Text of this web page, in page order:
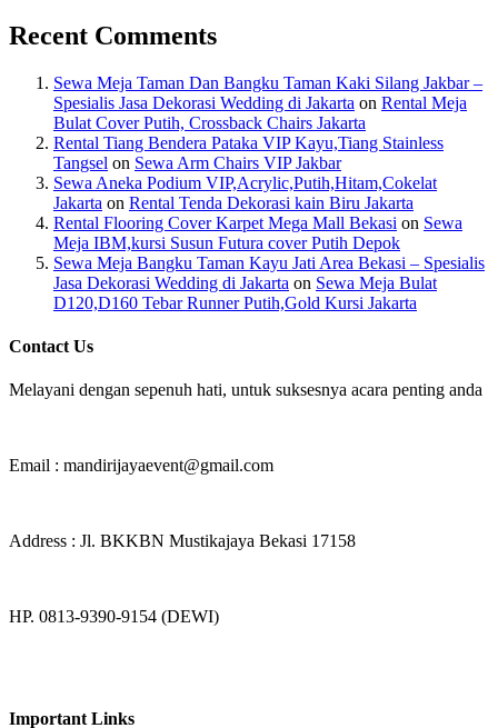
Recent Comments
Sewa Meja Taman Dan Bangku Taman Kaki Silang Jakbar –
Spesialis Jasa Dekorasi Wedding di Jakarta on Rental Meja
Bulat Cover Putih, Crossback Chairs Jakarta
Rental Tiang Bendera Pataka VIP Kayu,Tiang Stainless
Tangsel on Sewa Arm Chairs VIP Jakbar
Sewa Aneka Podium VIP,Acrylic,Putih,Hitam,Cokelat
Jakarta on Rental Tenda Dekorasi kain Biru Jakarta
Rental Flooring Cover Karpet Mega Mall Bekasi on Sewa
Meja IBM,kursi Susun Futura cover Putih Depok
Sewa Meja Bangku Taman Kayu Jati Area Bekasi – Spesialis
Jasa Dekorasi Wedding di Jakarta on Sewa Meja Bulat
D120,D160 Tebar Runner Putih,Gold Kursi Jakarta
Contact Us
Melayani dengan sepenuh hati, untuk suksesnya acara penting anda
Email : mandirijayaevent@gmail.com
Address : Jl. BKKBN Mustikajaya Bekasi 17158
HP. 0813-9390-9154 (DEWI)
Important Links